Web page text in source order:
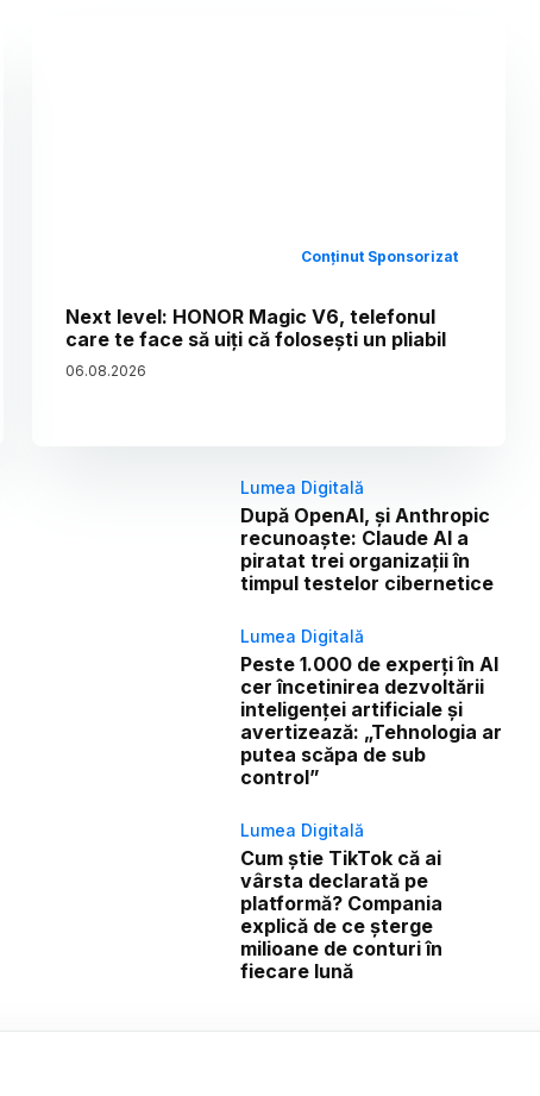
Conținut Sponsorizat
Next level: HONOR Magic V6, telefonul
care te face să uiți că folosești un pliabil
06.08.2026
Lumea Digitală
După OpenAI, și Anthropic
recunoaște: Claude AI a
piratat trei organizații în
timpul testelor cibernetice
Lumea Digitală
Peste 1.000 de experți în AI
cer încetinirea dezvoltării
inteligenței artificiale și
avertizează: „Tehnologia ar
putea scăpa de sub
control”
Lumea Digitală
Cum știe TikTok că ai
vârsta declarată pe
platformă? Compania
explică de ce șterge
milioane de conturi în
fiecare lună